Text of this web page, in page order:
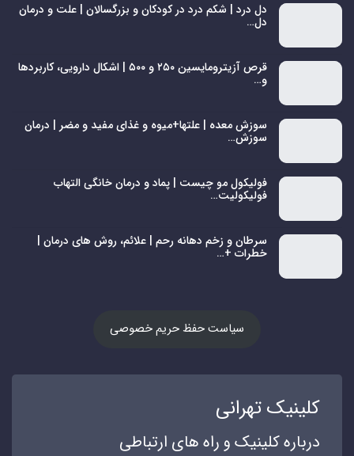
دل درد | شکم درد در کودکان و بزرگسالان | علت و درمان
دل…
قرص آزیترومایسین ۲۵۰ و ۵۰۰ | اشکال دارویی، کاربردها
و…
سوزش معده | علتها+میوه و غذای مفید و مضر | درمان
سوزش…
فولیکول مو چیست | پماد و درمان خانگی التهاب
فولیکولیت…
سرطان و زخم دهانه رحم | علائم، روش های درمان |
خطرات +…
سیاست حفظ حریم خصوصی
کلینیک تهرانی
درباره کلینیک و راه های ارتباطی